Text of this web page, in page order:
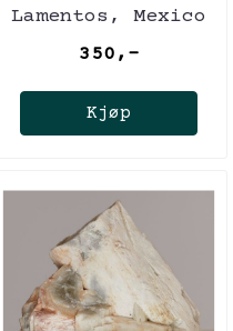
Lamentos, Mexico
350,-
Kjøp